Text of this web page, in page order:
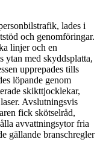
lades i
och genomföringar.
linjer och en
ytan med skyddsplatta,
upprepades tills
löpande genom
skikttjocklekar,
Avslutningsvis
fick skötselråd,
avvattningsytor fria
gällande branschregler